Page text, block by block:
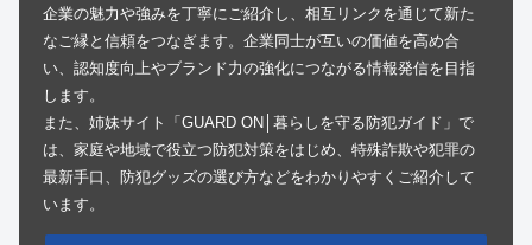
企業の魅力や強みを丁寧にご紹介し、相互リンクを通じて新た
なご縁と信頼をつなぎます。企業同士が互いの価値を高め合
い、認知度向上やブランド力の強化につながる情報発信を目指
します。
また、姉妹サイト「GUARD ON│暮らしを守る防犯ガイド」で
は、家庭や地域で役立つ防犯対策をはじめ、特殊詐欺や犯罪の
最新手口、防犯グッズの選び方などをわかりやすくご紹介して
います。